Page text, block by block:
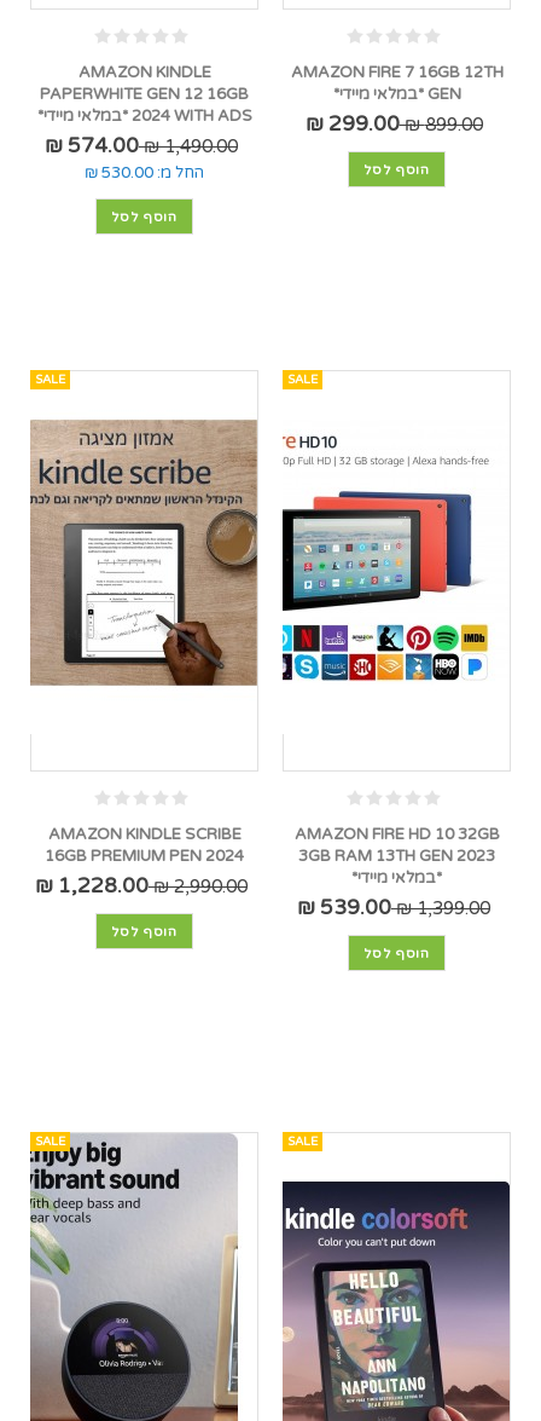
AMAZON FIRE 7 16GB 12TH
GEN *במלאי מיידי*
899.00 ₪
299.00 ₪
הוסף לסל
AMAZON KINDLE
PAPERWHITE GEN 12 16GB
2024 WITH ADS *במלאי מיידי*
1,490.00 ₪
574.00 ₪
החל מ: 530.00 ₪
הוסף לסל
SALE
AMAZON FIRE HD 10 32GB
3GB RAM 13TH GEN 2023
*במלאי מיידי*
1,399.00 ₪
539.00 ₪
הוסף לסל
SALE
AMAZON KINDLE SCRIBE
16GB PREMIUM PEN 2024
2,990.00 ₪
1,228.00 ₪
הוסף לסל
SALE
SALE